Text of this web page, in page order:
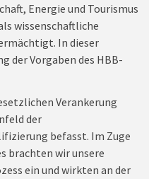
Energie und Tourismus
wissenschaftliche
In dieser
der Vorgaben des HBB-
Verankerung
der
befasst. Im Zuge
brachten wir unsere
ein und wirkten an der